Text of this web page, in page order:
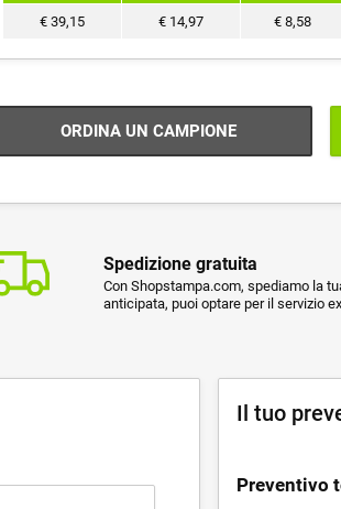
€ 39,15 € 14,97 € 8,58
ORDINA UN CAMPIONE
Spedizione gratuita
Con Shopstampa.com, spediamo la
anticipata, puoi optare per il servizio
Il tuo
Preventivo